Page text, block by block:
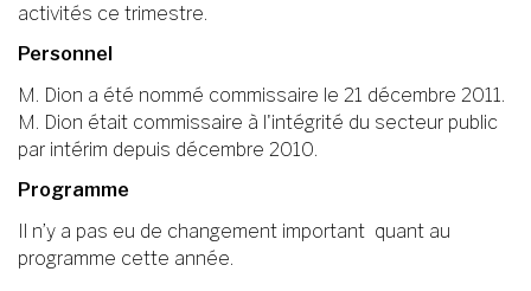
activités ce trimestre.
Personnel
M. Dion a été nommé commissaire le 21 décembre 2011.
M. Dion était commissaire à l'intégrité du secteur public
par intérim depuis décembre 2010.
Programme
Il n’y a pas eu de changement important quant au
programme cette année.